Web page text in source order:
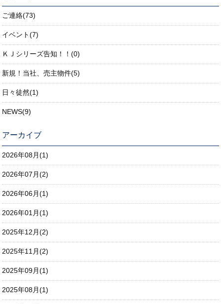
ご連絡(73)
イベント(7)
ＫＪシリーズ告知！！(0)
新規！当社、売主物件(5)
日々徒然(1)
NEWS(9)
アーカイブ
2026年08月(1)
2026年07月(2)
2026年06月(1)
2026年01月(1)
2025年12月(2)
2025年11月(2)
2025年09月(1)
2025年08月(1)